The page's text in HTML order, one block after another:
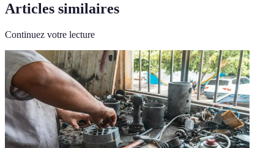
Articles similaires
Continuez votre lecture